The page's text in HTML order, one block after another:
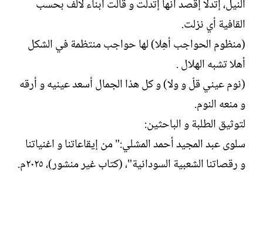
النيل، إتدلا إقصد أنها إتدلت و قالت أبناء لالف بحسب
القافية أي نزلت.
(منظوم الحواجب أهِلا) لها حواجب منتظمة في الشكل
أهلا تشبه الهلال .
(نوم عيني قلّ و ولا) و كل هذا الجمال أسعد عينيه و أرقه
و منعه النوم.
لتوثيق الطلبة و الباحثين:
سلوى عبد المجيد أحمد المشلي:" من إيقاعاتنا و اغنياتنا
و رقصاتنا الشعبية السودانية"، (كتاب غير منشور)، ٢٠٢٥م.